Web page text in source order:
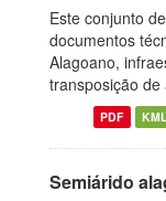
Este conjunto
documentos
Alagoano,
transposição de
PDF KML
Semiárido